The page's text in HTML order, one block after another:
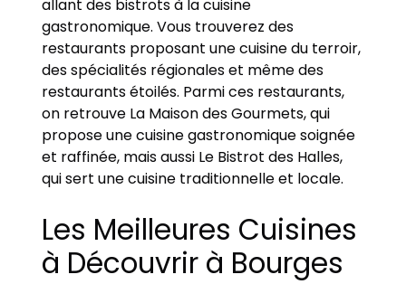
allant des bistrots à la cuisine
gastronomique. Vous trouverez des
restaurants proposant une cuisine du terroir,
des spécialités régionales et même des
restaurants étoilés. Parmi ces restaurants,
on retrouve La Maison des Gourmets, qui
propose une cuisine gastronomique soignée
et raffinée, mais aussi Le Bistrot des Halles,
qui sert une cuisine traditionnelle et locale.
Les Meilleures Cuisines
à Découvrir à Bourges